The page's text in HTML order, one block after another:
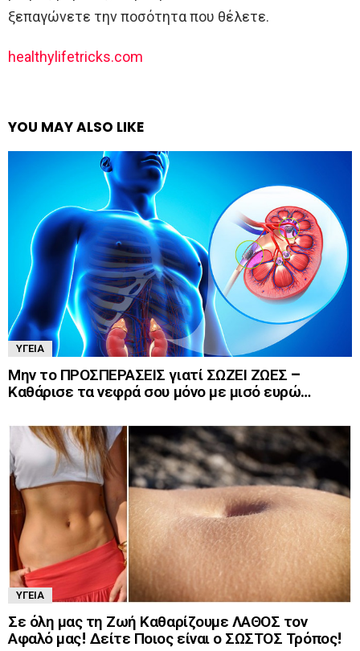
ξεπαγώνετε την ποσότητα που θέλετε.
healthylifetricks.com
YOU MAY ALSO LIKE
ΥΓΕΊΑ
Μην το ΠΡΟΣΠΕΡΑΣΕΙΣ γιατί ΣΩΖΕΙ ΖΩΕΣ –
Καθάρισε τα νεφρά σου μόνο με μισό ευρώ…
ΥΓΕΊΑ
Σε όλη μας τη Ζωή Καθαρίζουμε ΛΑΘΟΣ τον
Αφαλό μας! Δείτε Ποιος είναι ο ΣΩΣΤΟΣ Τρόπος!